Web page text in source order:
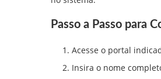
Passo a Passo para
Acesse o portal
Insira o nome